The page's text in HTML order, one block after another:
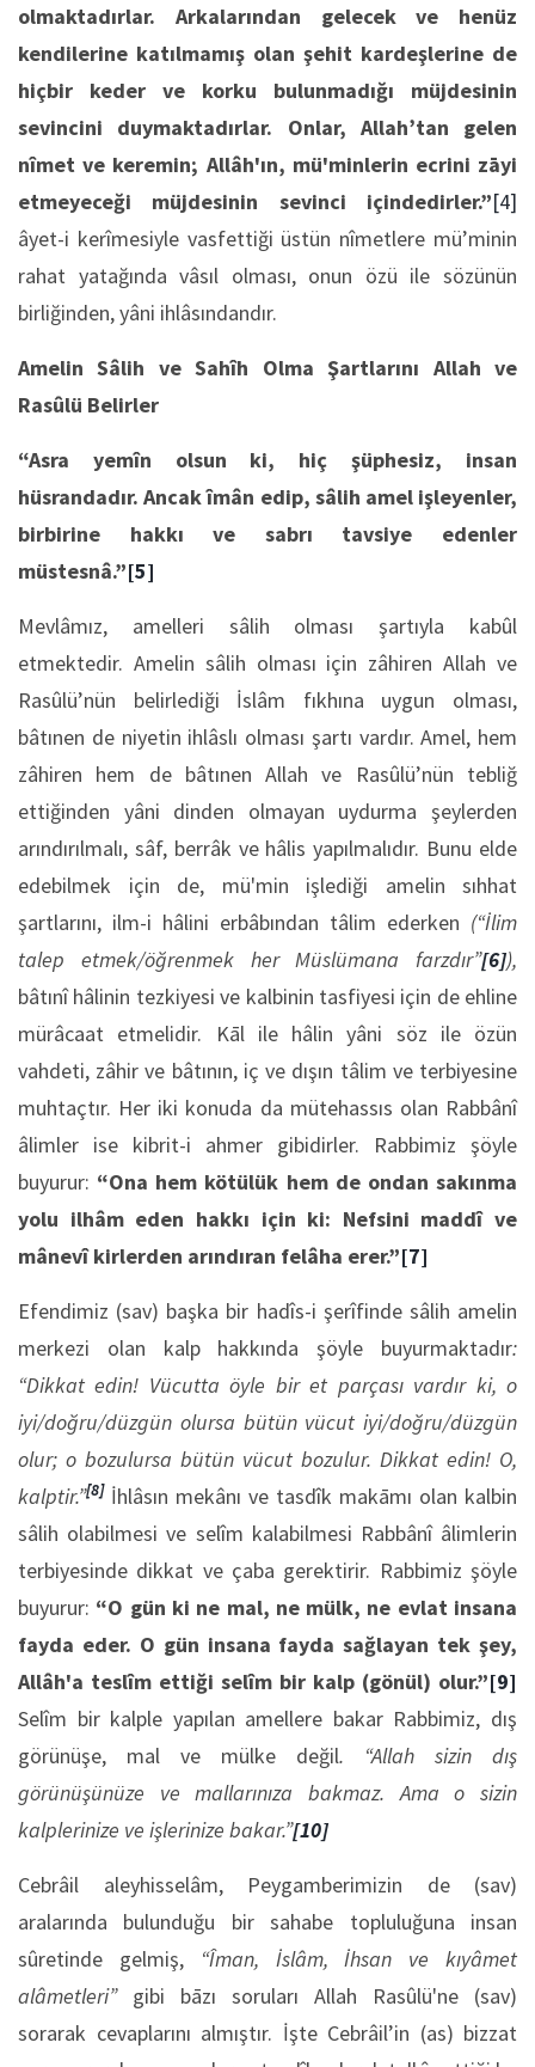
olmaktadırlar. Arkalarından gelecek ve henüz
kendilerine katılmamış olan şehit kardeşlerine de
hiçbir keder ve korku bulunmadığı müjdesinin
sevincini duymaktadırlar. Onlar, Allah’tan gelen
nîmet ve keremin; Allâh'ın, mü'minlerin ecrini zāyi
etmeyeceği müjdesinin sevinci içindedirler.”[4]
âyet-i kerîmesiyle vasfettiği üstün nîmetlere mü’minin
rahat yatağında vâsıl olması, onun özü ile sözünün
birliğinden, yâni ihlâsındandır.
Amelin Sâlih ve Sahîh Olma Şartlarını Allah ve
Rasûlü Belirler
“Asra yemîn olsun ki, hiç şüphesiz, insan
hüsrandadır. Ancak îmân edip, sâlih amel işleyenler,
birbirine hakkı ve sabrı tavsiye edenler
müstesnâ.”[5]
Mevlâmız, amelleri sâlih olması şartıyla kabûl
etmektedir. Amelin sâlih olması için zâhiren Allah ve
Rasûlü’nün belirlediği İslâm fıkhına uygun olması,
bâtınen de niyetin ihlâslı olması şartı vardır. Amel, hem
zâhiren hem de bâtınen Allah ve Rasûlü’nün tebliğ
ettiğinden yâni dinden olmayan uydurma şeylerden
arındırılmalı, sâf, berrâk ve hâlis yapılmalıdır. Bunu elde
edebilmek için de, mü'min işlediği amelin sıhhat
şartlarını, ilm-i hâlini erbâbından tâlim ederken (“İlim
talep etmek/öğrenmek her Müslümana farzdır”[6]),
bâtınî hâlinin tezkiyesi ve kalbinin tasfiyesi için de ehline
mürâcaat etmelidir. Kāl ile hâlin yâni söz ile özün
vahdeti, zâhir ve bâtının, iç ve dışın tâlim ve terbiyesine
muhtaçtır. Her iki konuda da mütehassıs olan Rabbânî
âlimler ise kibrit-i ahmer gibidirler. Rabbimiz şöyle
buyurur: “Ona hem kötülük hem de ondan sakınma
yolu ilhâm eden hakkı için ki: Nefsini maddî ve
mânevî kirlerden arındıran felâha erer.”[7]
Efendimiz (sav) başka bir hadîs-i şerîfinde sâlih amelin
merkezi olan kalp hakkında şöyle buyurmaktadır:
“Dikkat edin! Vücutta öyle bir et parçası vardır ki, o
iyi/doğru/düzgün olursa bütün vücut iyi/doğru/düzgün
olur; o bozulursa bütün vücut bozulur. Dikkat edin! O,
kalptir.”[8] İhlâsın mekânı ve tasdîk makāmı olan kalbin
sâlih olabilmesi ve selîm kalabilmesi Rabbânî âlimlerin
terbiyesinde dikkat ve çaba gerektirir. Rabbimiz şöyle
buyurur: “O gün ki ne mal, ne mülk, ne evlat insana
fayda eder. O gün insana fayda sağlayan tek şey,
Allâh'a teslîm ettiği selîm bir kalp (gönül) olur.”[9]
Selîm bir kalple yapılan amellere bakar Rabbimiz, dış
görünüşe, mal ve mülke değil. “Allah sizin dış
görünüşünüze ve mallarınıza bakmaz. Ama o sizin
kalplerinize ve işlerinize bakar.”[10]
Cebrâil aleyhisselâm, Peygamberimizin de (sav)
aralarında bulunduğu bir sahabe topluluğuna insan
sûretinde gelmiş,
“Îman, İslâm, İhsan ve kıyâmet
alâmetleri”gibi bāzı soruları Allah Rasûlü'ne (sav)
sorarak cevaplarını almıştır. İşte Cebrâil’in (as) bizzat